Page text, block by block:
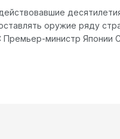
оружие ряду
Премьер-министр Японии